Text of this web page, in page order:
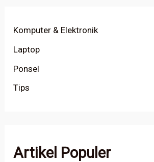
Komputer & Elektronik
Laptop
Ponsel
Tips
Artikel Populer